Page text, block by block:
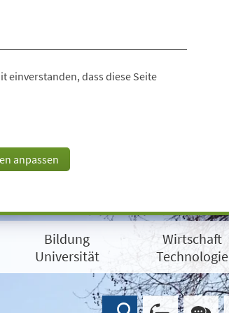
einverstanden, dass diese Seite
anpassen
Bildung
Universität
Wirtschaft
Technologie